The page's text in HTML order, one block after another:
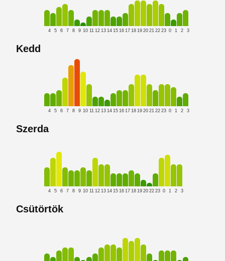
4 5 6 7 8 9 10 11 12 13 14 15 16 17 18 19 20 21 22 23 0 1 2 3
Kedd
4 5 6 7 8 9 10 11 12 13 14 15 16 17 18 19 20 21 22 23 0 1 2 3
Szerda
4 5 6 7 8 9 10 11 12 13 14 15 16 17 18 19 20 22 23 0 1 2 3
Csütörtök